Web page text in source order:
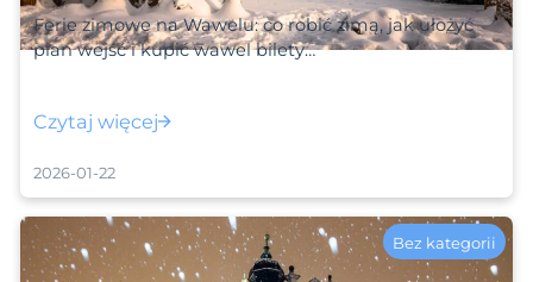
Ferie zimowe na Wawelu: co robić zimą, jak ułożyć
plan wejść i kupić wawel bilety…
Czytaj więcej
2026-01-22
Bez kategorii